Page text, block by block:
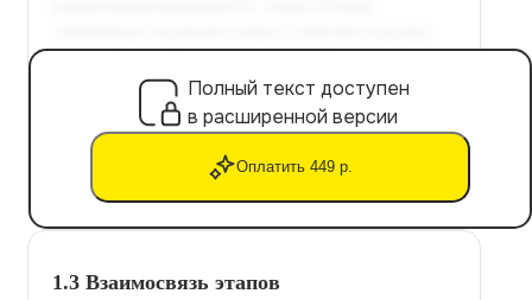
Полный текст доступен
в расширенной версии
Оплатить 449 р.
1.3 Взаимосвязь этапов